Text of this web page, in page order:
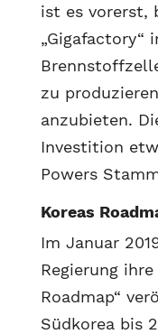
ist es vorerst,
„Gigafactory“
zu
anzubieten.
Investition
Powers
Koreas
Im Januar
Regierung
Roadmap“
Südkorea bis